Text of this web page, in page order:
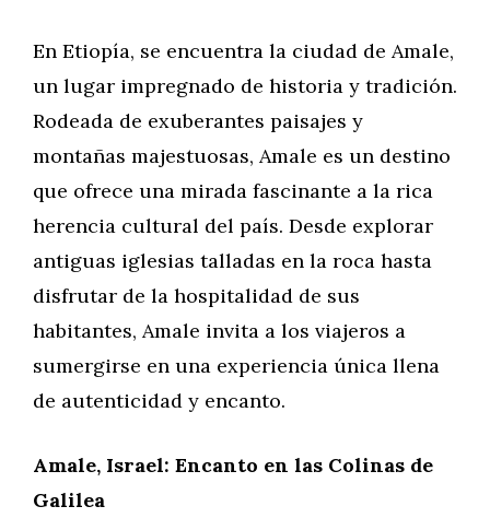
En Etiopía, se encuentra la ciudad de Amale,
un lugar impregnado de historia y tradición.
Rodeada de exuberantes paisajes y
montañas majestuosas, Amale es un destino
que ofrece una mirada fascinante a la rica
herencia cultural del país. Desde explorar
antiguas iglesias talladas en la roca hasta
disfrutar de la hospitalidad de sus
habitantes, Amale invita a los viajeros a
sumergirse en una experiencia única llena
de autenticidad y encanto.
Amale, Israel: Encanto en las Colinas de
Galilea